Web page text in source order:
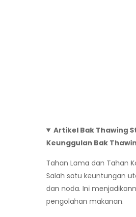
Artikel Bak Thawing
Keunggulan Bak
Tahan Lama dan Tahan
Salah satu keuntungan
dan noda. Ini
pengolahan makanan.